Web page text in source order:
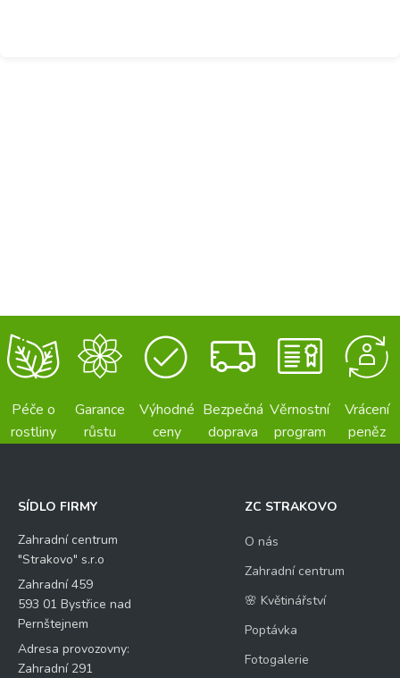
Péče o
rostliny
Garance
růstu
Výhodné
ceny
Bezpečná
doprava
Věrnostní
program
Vrácení
peněz
SÍDLO FIRMY
Zahradní centrum
"Strakovo" s.r.o
Zahradní 459
593 01 Bystřice nad
Pernštejnem
Adresa provozovny:
Zahradní 291
ZC STRAKOVO
O nás
Zahradní centrum
🌸 Květinářství
Poptávka
Fotogalerie